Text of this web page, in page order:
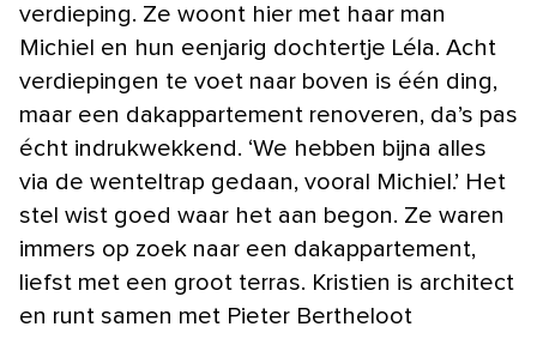
verdieping. Ze woont hier met haar man
Michiel en hun eenjarig dochtertje Léla. Acht
verdiepingen te voet naar boven is één ding,
maar een dakappartement renoveren, da’s pas
écht indrukwekkend. ‘We hebben bijna alles
via de wenteltrap gedaan, vooral Michiel.’ Het
stel wist goed waar het aan begon. Ze waren
immers op zoek naar een dakappartement,
liefst met een groot terras. Kristien is architect
en runt samen met Pieter Bertheloot